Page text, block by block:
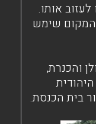
אותו.
המקום שימש
והכנרת,
בית הכנסת.